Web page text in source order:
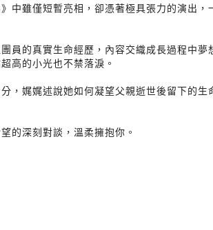
雖僅短暫亮相，卻憑著極具張力的演出
員的真實生命經歷，內容交織成長過程中
高的小光也不禁落淚。
，娓娓述說她如何凝望父親逝世後留下的
的深刻對談，溫柔擁抱你。